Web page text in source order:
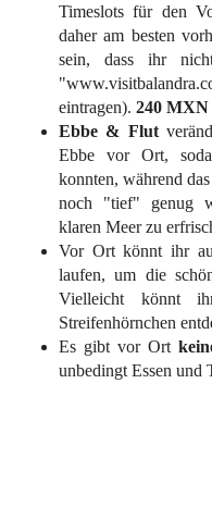
Timeslots für den
daher am besten
sein, dass ihr
eintragen). 240 MXN
Ebbe & Flut
Ebbe vor Ort,
konnten, während
noch "tief" genug
klaren Meer zu
Vor Ort könnt ihr
laufen, um die
Vielleicht könnt
Streifenhörnchen
Es gibt vor Ort
unbedingt Essen und